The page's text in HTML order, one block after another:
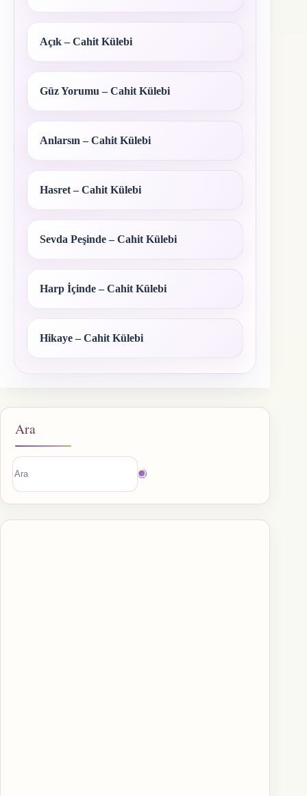
Açık – Cahit Külebi
Güz Yorumu – Cahit Külebi
Anlarsın – Cahit Külebi
Hasret – Cahit Külebi
Sevda Peşinde – Cahit Külebi
Harp İçinde – Cahit Külebi
Hikaye – Cahit Külebi
Ara